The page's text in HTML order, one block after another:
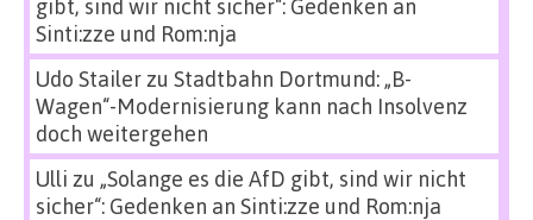
gibt, sind wir nicht sicher“: Gedenken an
Sinti:zze und Rom:nja
Udo Stailerzu Stadtbahn Dortmund: „B-
Wagen“-Modernisierung kann nach Insolvenz
doch weitergehen
Ulli zu „Solange es die AfD gibt, sind wir nicht
sicher“: Gedenken an Sinti:zze und Rom:nja